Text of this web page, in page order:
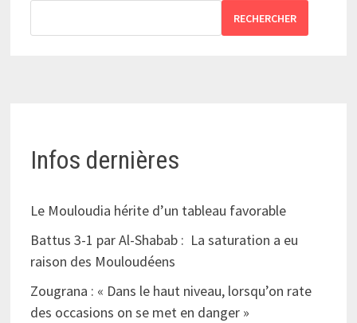
RECHERCHER
Infos dernières
Le Mouloudia hérite d’un tableau favorable
Battus 3-1 par Al-Shabab : La saturation a eu
raison des Mouloudéens
Zougrana : « Dans le haut niveau, lorsqu’on rate
des occasions on se met en danger »